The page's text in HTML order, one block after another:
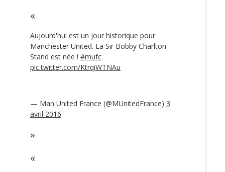
Aujourd'hui est un jour historique pour
Manchester United. La Sir Bobby Charlton
Stand est née ! #mufc
pic.twitter.com/KtrqiWTNAu
— Man United France (@MUnitedFrance) 3
avril 2016